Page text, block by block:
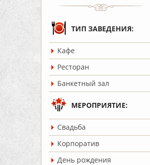
ТИП ЗАВЕДЕНИЯ:
Кафе
Ресторан
Банкетный зал
МЕРОПРИЯТИЕ:
Cвадьба
Корпоратив
День рождения